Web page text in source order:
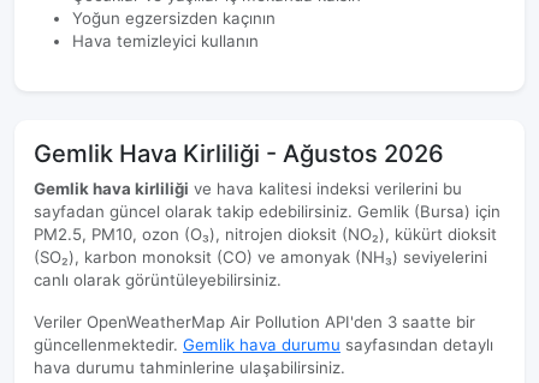
Yoğun egzersizden kaçının
Hava temizleyici kullanın
Gemlik Hava Kirliliği - Ağustos 2026
Gemlik hava kirliliği ve hava kalitesi indeksi verilerini bu
sayfadan güncel olarak takip edebilirsiniz. Gemlik (Bursa) için
PM2.5, PM10, ozon (O₃), nitrojen dioksit (NO₂), kükürt dioksit
(SO₂), karbon monoksit (CO) ve amonyak (NH₃) seviyelerini
canlı olarak görüntüleyebilirsiniz.
Veriler OpenWeatherMap Air Pollution API'den 3 saatte bir
güncellenmektedir. Gemlik hava durumu sayfasından detaylı
hava durumu tahminlerine ulaşabilirsiniz.